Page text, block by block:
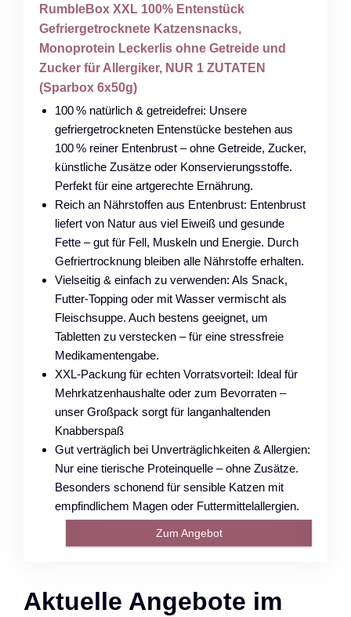
RumbleBox XXL 100% Entenstück
Gefriergetrocknete Katzensnacks,
Monoprotein Leckerlis ohne Getreide und
Zucker für Allergiker, NUR 1 ZUTATEN
(Sparbox 6x50g)
100 % natürlich & getreidefrei: Unsere
gefriergetrockneten Entenstücke bestehen aus
100 % reiner Entenbrust – ohne Getreide, Zucker,
künstliche Zusätze oder Konservierungsstoffe.
Perfekt für eine artgerechte Ernährung.
Reich an Nährstoffen aus Entenbrust: Entenbrust
liefert von Natur aus viel Eiweiß und gesunde
Fette – gut für Fell, Muskeln und Energie. Durch
Gefriertrocknung bleiben alle Nährstoffe erhalten.
Vielseitig & einfach zu verwenden: Als Snack,
Futter-Topping oder mit Wasser vermischt als
Fleischsuppe. Auch bestens geeignet, um
Tabletten zu verstecken – für eine stressfreie
Medikamentengabe.
XXL-Packung für echten Vorratsvorteil: Ideal für
Mehrkatzenhaushalte oder zum Bevorraten –
unser Großpack sorgt für langanhaltenden
Knabberspaß
Gut verträglich bei Unverträglichkeiten & Allergien:
Nur eine tierische Proteinquelle – ohne Zusätze.
Besonders schonend für sensible Katzen mit
empfindlichem Magen oder Futtermittelallergien.
Zum Angebot
Aktuelle Angebote im